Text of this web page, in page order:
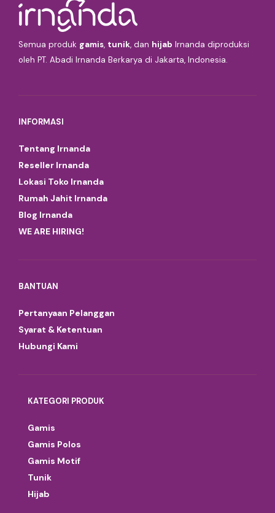
Semua produk gamis, tunik, dan hijab Irnanda diproduksi
oleh PT. Abadi Irnanda Berkarya di Jakarta, Indonesia.
INFORMASI
Tentang Irnanda
Reseller Irnanda
Lokasi Toko Irnanda
Rumah Jahit Irnanda
Blog Irnanda
WE ARE HIRING!
BANTUAN
Pertanyaan Pelanggan
Syarat & Ketentuan
Hubungi Kami
KATEGORI PRODUK
Gamis
Gamis Polos
Gamis Motif
Tunik
Hijab